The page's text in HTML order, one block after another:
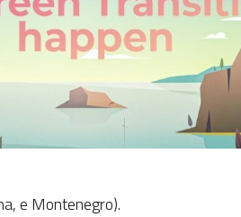
e Montenegro).